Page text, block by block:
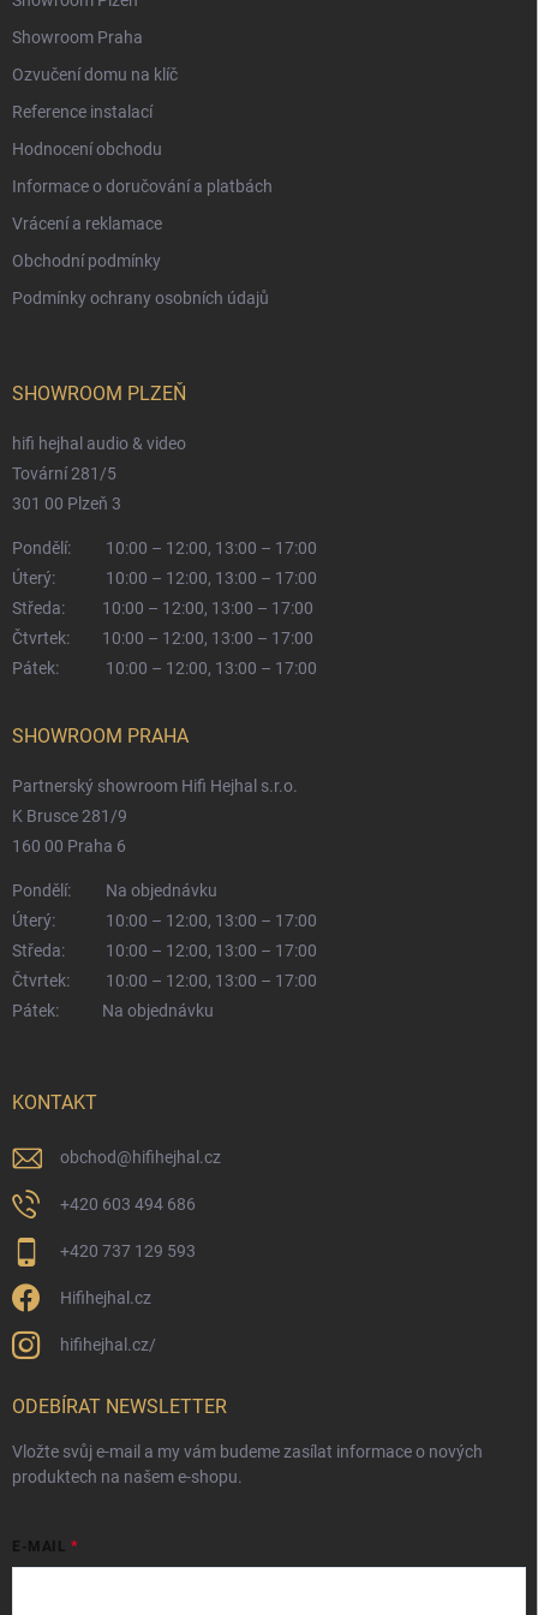
Showroom Praha
Ozvučení domu na klíč
Reference instalací
Hodnocení obchodu
Informace o doručování a platbách
Vrácení a reklamace
Obchodní podmínky
Podmínky ochrany osobních údajů
SHOWROOM PLZEŇ
hifi hejhal audio & video
Tovární 281/5
301 00 Plzeň 3
Pondělí:
10:00 – 12:00, 13:00 – 17:00
Úterý:
10:00 – 12:00, 13:00 – 17:00
Středa:
10:00 – 12:00, 13:00 – 17:00
Čtvrtek:
10:00 – 12:00, 13:00 – 17:00
Pátek:
10:00 – 12:00, 13:00 – 17:00
SHOWROOM PRAHA
Partnerský showroom Hifi Hejhal s.r.o.
K Brusce 281/9
160 00 Praha 6
Pondělí:
Na objednávku
Úterý:
10:00 – 12:00, 13:00 – 17:00
Středa:
10:00 – 12:00, 13:00 – 17:00
Čtvrtek:
10:00 – 12:00, 13:00 – 17:00
Pátek:
Na objednávku
KONTAKT
obchod@hifihejhal.cz
+420 603 494 686
+420 737 129 593
Hifihejhal.cz
hifihejhal.cz/
ODEBÍRAT NEWSLETTER
Vložte svůj e-mail a my vám budeme zasílat informace o nových
produktech na našem e-shopu.
E-MAIL